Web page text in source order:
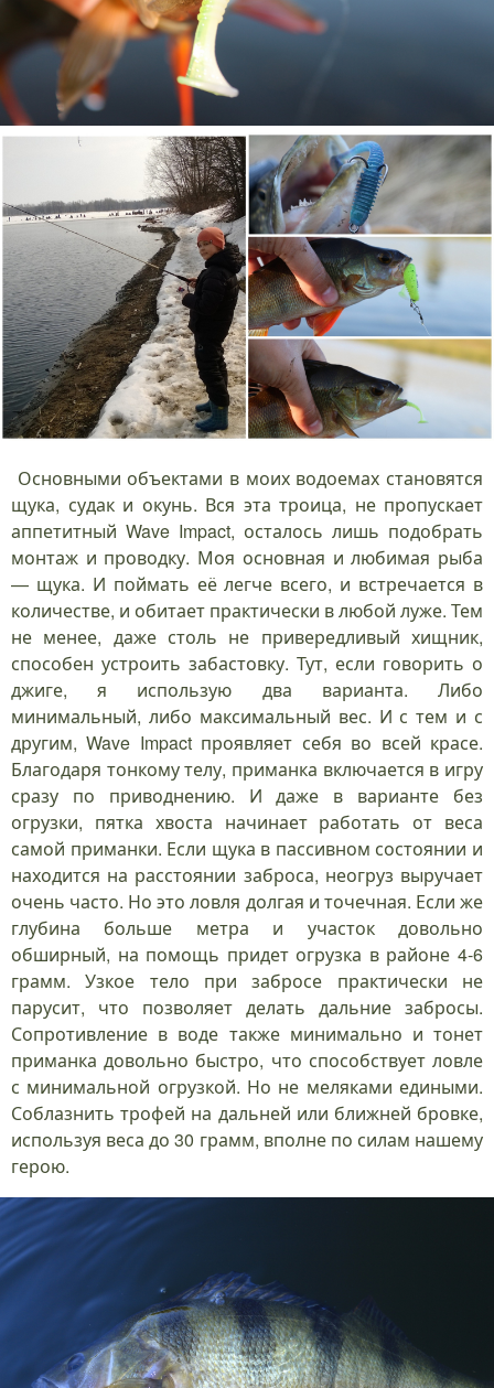
Основными объектами в моих водоемах становятся
щука, судак и окунь. Вся эта троица, не пропускает
аппетитный Wave Impact, осталось лишь подобрать
монтаж и проводку. Моя основная и любимая рыба
— щука. И поймать её легче всего, и встречается в
количестве, и обитает практически в любой луже. Тем
не менее, даже столь не привередливый хищник,
способен устроить забастовку. Тут, если говорить о
джиге, я использую два варианта. Либо
минимальный, либо максимальный вес. И с тем и с
другим, Wave Impact проявляет себя во всей красе.
Благодаря тонкому телу, приманка включается в игру
сразу по приводнению. И даже в варианте без
огрузки, пятка хвоста начинает работать от веса
самой приманки. Если щука в пассивном состоянии и
находится на расстоянии заброса, неогруз выручает
очень часто. Но это ловля долгая и точечная. Если же
глубина больше метра и участок довольно
обширный, на помощь придет огрузка в районе 4-6
грамм. Узкое тело при забросе практически не
парусит, что позволяет делать дальние забросы.
Сопротивление в воде также минимально и тонет
приманка довольно быстро, что способствует ловле
с минимальной огрузкой. Но не меляками едиными.
Соблазнить трофей на дальней или ближней бровке,
используя веса до 30 грамм, вполне по силам нашему
герою.